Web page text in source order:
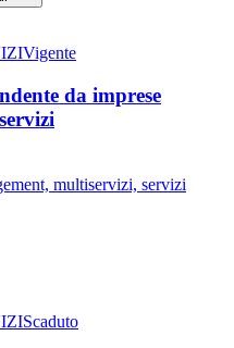
Vigente
da imprese
multiservizi, servizi
Scaduto